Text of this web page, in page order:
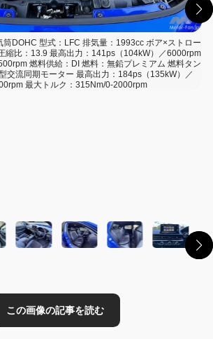
筒DOHC 型式：LFC 排気量：1993cc ボア×ストロー
縮比：13.9 最高出力：141ps（104kW）／6000rpm
燃料供給：DI 燃料：無鉛プレミアム 燃料タン
交流同期モーター 最高出力：184ps（135kW）／
最大トルク：315Nm/0-2000rpm